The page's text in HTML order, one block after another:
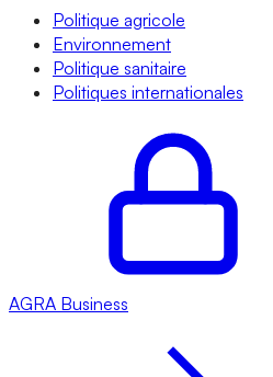
Politique agricole
Environnement
Politique sanitaire
Politiques internationales
AGRA Business